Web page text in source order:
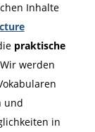
Inhalte
praktische
werden
und
in